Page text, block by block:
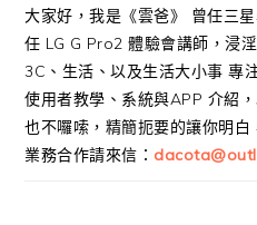
大家好，我是《雲爸》 曾任三
任 LG G Pro2 體驗會講師，浸
3C、生活、以及生活大小事 專
使用者教學、系統與APP 介紹
也不囉嗦，精簡扼要的讓你明白
業務合作請來信：